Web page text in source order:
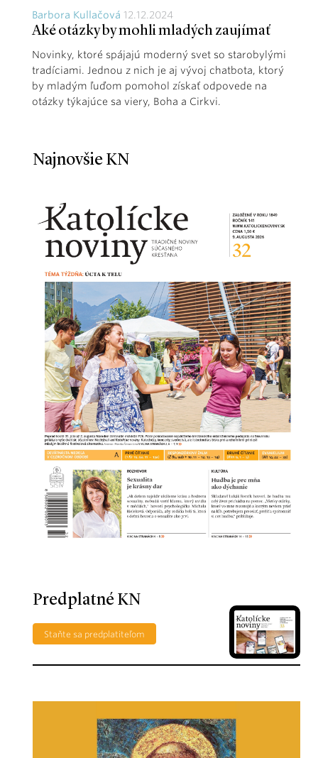
Barbora Kullačová 12.12.2024
Aké otázky by mohli mladých zaujímať
Novinky, ktoré spájajú moderný svet so starobylými
tradíciami. Jednou z nich je aj vývoj chatbota, ktorý
by mladým ľuďom pomohol získať odpovede na
otázky týkajúce sa viery, Boha a Cirkvi.
Najnovšie KN
Predplatné KN
Staňte sa predplatiteľom